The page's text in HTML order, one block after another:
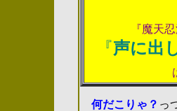
『魔天
『声に出
何だこりゃ？ っ